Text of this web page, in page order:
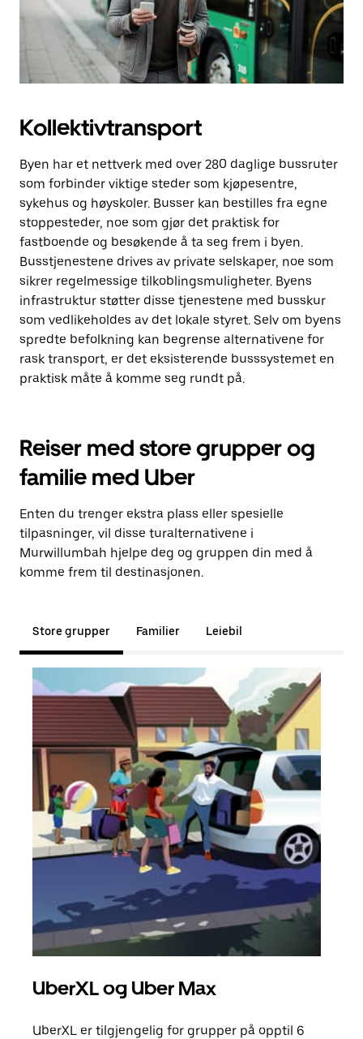
Kollektivtransport
Byen har et nettverk med over 280 daglige bussruter
som forbinder viktige steder som kjøpesentre,
sykehus og høyskoler. Busser kan bestilles fra egne
stoppesteder, noe som gjør det praktisk for
fastboende og besøkende å ta seg frem i byen.
Busstjenestene drives av private selskaper, noe som
sikrer regelmessige tilkoblingsmuligheter. Byens
infrastruktur støtter disse tjenestene med busskur
som vedlikeholdes av det lokale styret. Selv om byens
spredte befolkning kan begrense alternativene for
rask transport, er det eksisterende busssystemet en
praktisk måte å komme seg rundt på.
Reiser med store grupper og
familie med Uber
Enten du trenger ekstra plass eller spesielle
tilpasninger, vil disse turalternativene i
Murwillumbah hjelpe deg og gruppen din med å
komme frem til destinasjonen.
Store grupper Familier Leiebil
UberXL og Uber Max
UberXL er tilgjengelig for grupper på opptil 6